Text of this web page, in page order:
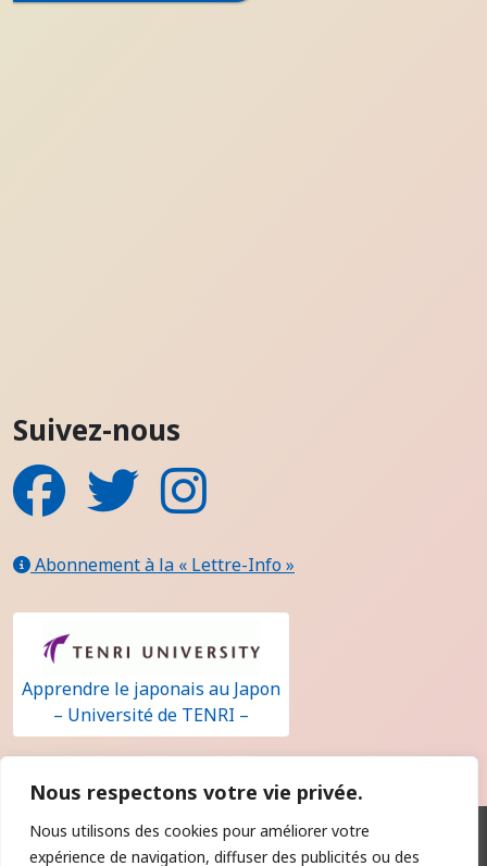
Nous respectons votre vie privée.
Nous utilisons des cookies pour améliorer votre
expérience de navigation, diffuser des publicités ou des
Suivez-nous
FacebookTwitter Instagram
Abonnement à la « Lettre-Info »
Apprendre le japonais au Japon
– Université de TENRI –
Qui sommes-nous ?